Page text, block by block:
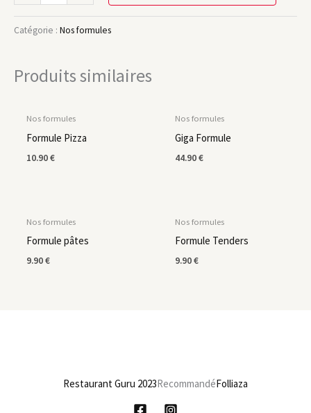
Catégorie : Nos formules
Produits similaires
Nos formules
Formule Pizza
10.90€
Nos formules
Giga Formule
44.90€
Nos formules
Formule pâtes
9.90€
Nos formules
Formule Tenders
9.90€
Restaurant Guru 2023RecommandéFolliaza